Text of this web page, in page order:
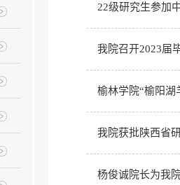
22级研究生参加
我院召开2023届
榆林学院“榆阳湖
我院获批陕西省
杨俊诚院长为我